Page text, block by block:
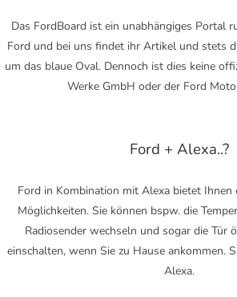
Das FordBoard ist ein unabhängiges Portal
Ford und bei uns findet ihr Artikel und stets
um das blaue Oval. Dennoch ist dies keine
Werke GmbH oder der Ford
Ford + Alexa..?
Ford in Kombination mit Alexa bietet Ihnen
Möglichkeiten. Sie können bspw. die
Radiosender wechseln und sogar die Tür
einschalten, wenn Sie zu Hause ankommen.
Alexa.